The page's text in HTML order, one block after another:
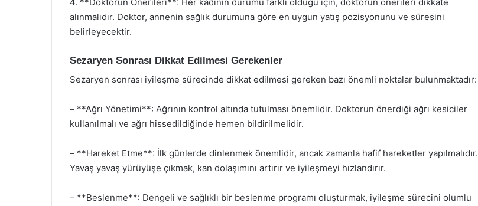
alınmalıdır. Doktor, annenin sağlık durumuna göre en uygun yatış pozisyonunu ve süresini
belirleyecektir.
Sezaryen Sonrası Dikkat Edilmesi Gerekenler
Sezaryen sonrası iyileşme sürecinde dikkat edilmesi gereken bazı önemli noktalar bulunmaktadır:
– **Ağrı Yönetimi**: Ağrının kontrol altında tutulması önemlidir. Doktorun önerdiği ağrı kesiciler
kullanılmalı ve ağrı hissedildiğinde hemen bildirilmelidir.
– **Hareket Etme**: İlk günlerde dinlenmek önemlidir, ancak zamanla hafif hareketler yapılmalıdır.
Yavaş yavaş yürüyüşe çıkmak, kan dolaşımını artırır ve iyileşmeyi hızlandırır.
– **Beslenme**: Dengeli ve sağlıklı bir beslenme programı oluşturmak, iyileşme sürecini olumlu